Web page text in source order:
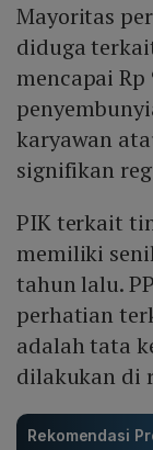
Mayoritas
diduga
mencapai
karyawan
signifikan
PIK terkait
memiliki
tahun lalu.
perhatian
adalah tata
dilakukan di
Rekomendasi